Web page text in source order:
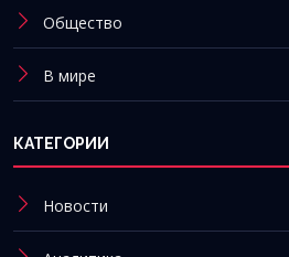
Общество
В мире
КАТЕГОРИИ
Новости